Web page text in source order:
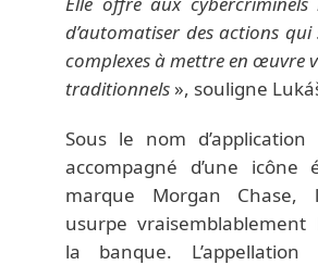
d’automatiser des actions
complexes à mettre en œuvre
traditionnels », souligne
Sous le nom d’application
accompagné d’une icône
marque Morgan Chase,
usurpe vraisemblablement
la banque. L’appellation